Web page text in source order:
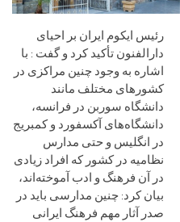
رئیس ایکوم ایران بر احیای
دارالفنون تأکید کرد‌ و گفت : با
اشاره به وجود چنین مراکزی در
کشورهای مختلف مانند
دانشگاه سوربن در فرانسه،
دانشگاه‌های آکسفورد و کمبریج
در انگلیس و حتی مدارس
نظامیه در کشور که افراد زیادی
در آن فرهنگ و ادب آموخته‌اند،
بیان کرد: چنین مدارسی باید در
صدر آثار مهم فرهنگ ایرانی